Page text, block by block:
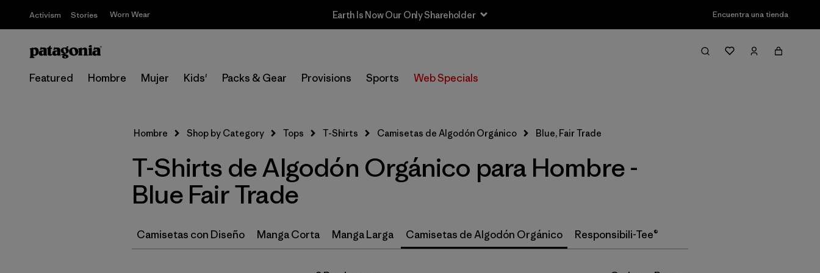
Activism Stories Worn Wear Earth Is Now Our Only Shareholder Encuentra una tienda
Featured Hombre Mujer Kids' Packs & Gear Provisions Sports Web Specials
Filter & Sort
Selecciona una tienda
Filtrar por
Materiales y tejidos
Filtrar por
Color 1
(3)
Hombre Shop by Category Tops T-Shirts Camisetas de Algodón Orgánico Blue, Fair Trade
T-Shirts de Algodón Orgánico para Hombre -
Blue Fair Trade
Camisetas con Diseño Manga Corta Manga Larga Camisetas de Algodón Orgánico Responsibili-Tee®